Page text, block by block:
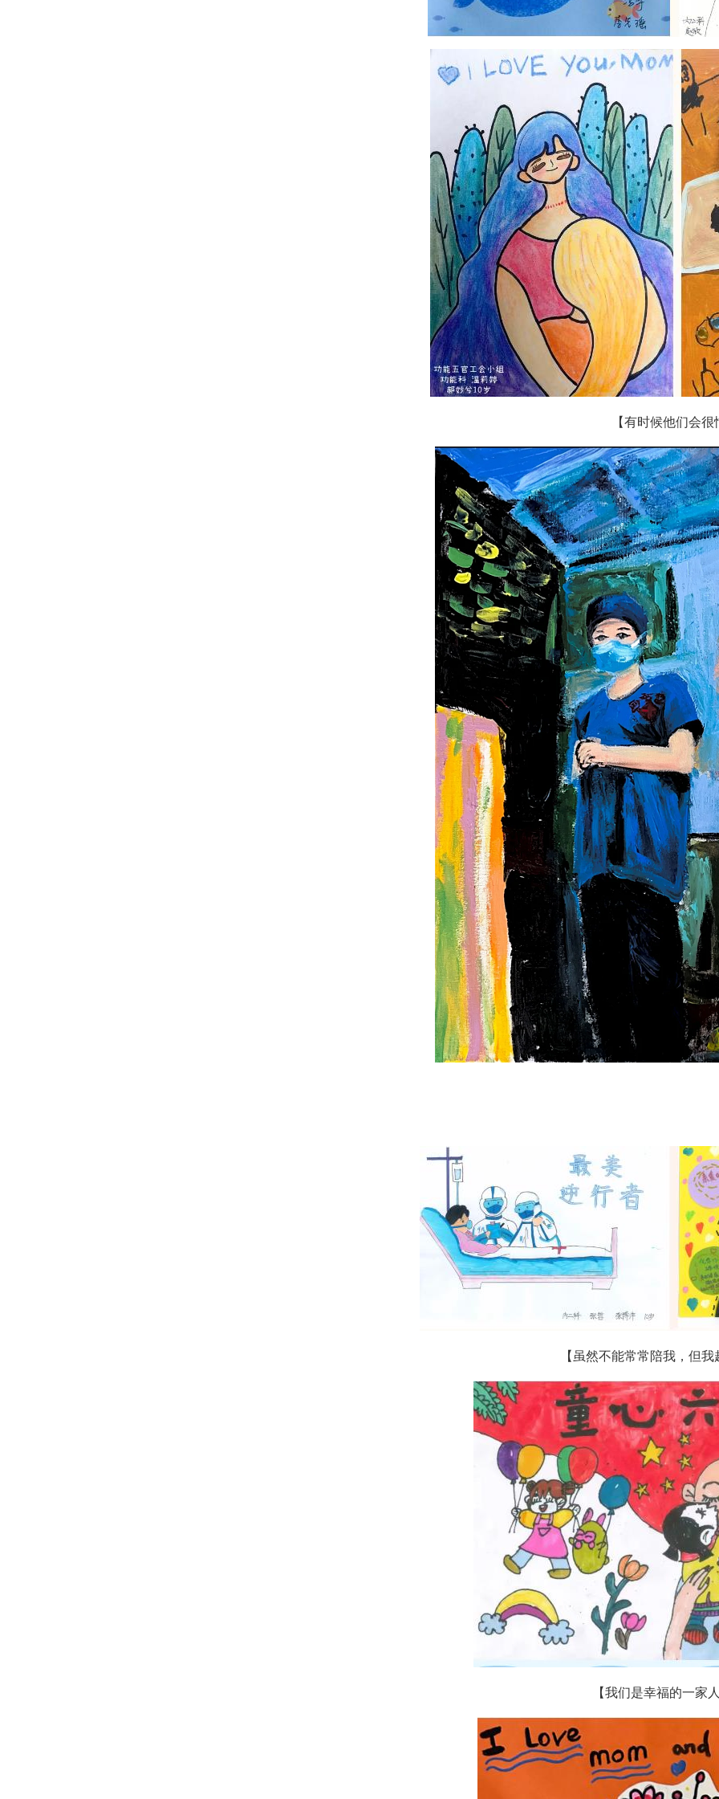
【有时候他们会
【虽然不能常常陪我，但
【我们是幸福的一家